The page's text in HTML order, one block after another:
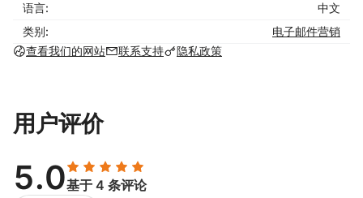
语言:
中文
类别:
电子邮件营销
查看我们的网站
联系支持 隐私政策
用户评价
5.0基于 4 条评论